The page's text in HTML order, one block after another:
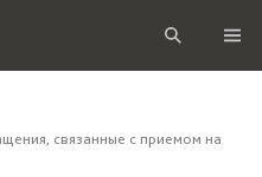
связанные с приемом на